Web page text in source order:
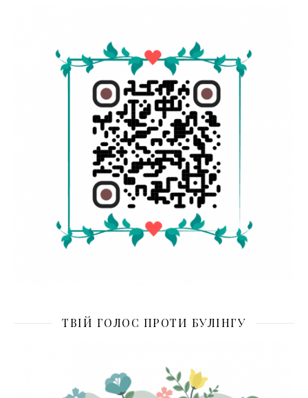
ТВІЙ ГОЛОС ПРОТИ БУЛІНГУ